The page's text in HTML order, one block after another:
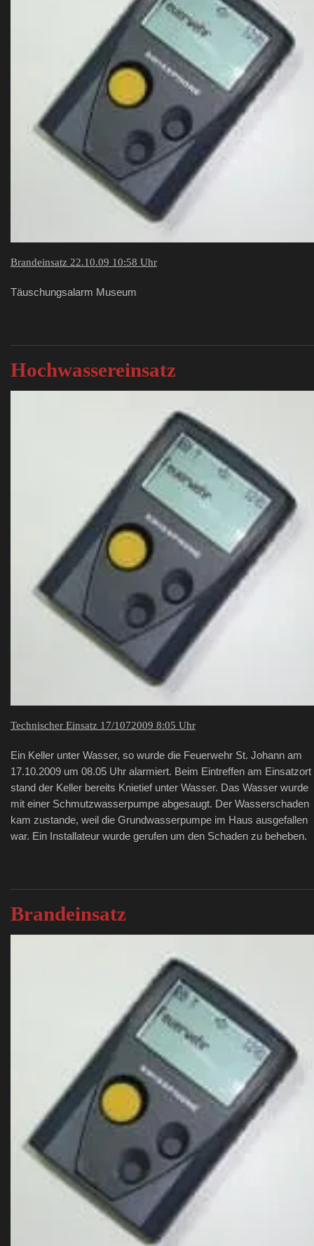
Brandeinsatz 22.10.09 10:58 Uhr
Täuschungsalarm Museum
Hochwassereinsatz
Technischer Einsatz 17/1072009 8:05 Uhr
Ein Keller unter Wasser, so wurde die Feuerwehr St. Johann am
17.10.2009 um 08.05 Uhr alarmiert. Beim Eintreffen am Einsatzort
stand der Keller bereits Knietief unter Wasser. Das Wasser wurde
mit einer Schmutzwasserpumpe abgesaugt. Der Wasserschaden
kam zustande, weil die Grundwasserpumpe im Haus ausgefallen
war. Ein Installateur wurde gerufen um den Schaden zu beheben.
Brandeinsatz